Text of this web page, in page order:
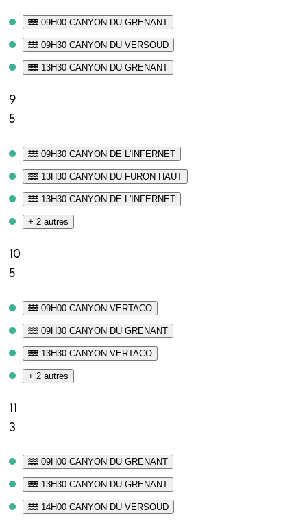
09H00 CANYON DU GRENANT
09H30 CANYON DU VERSOUD
13H30 CANYON DU GRENANT
9
5
09H30 CANYON DE L'INFERNET
13H30 CANYON DU FURON HAUT
13H30 CANYON DE L'INFERNET
+ 2 autres
10
5
09H00 CANYON VERTACO
09H30 CANYON DU GRENANT
13H30 CANYON VERTACO
+ 2 autres
11
3
09H00 CANYON DU GRENANT
13H30 CANYON DU GRENANT
14H00 CANYON DU VERSOUD